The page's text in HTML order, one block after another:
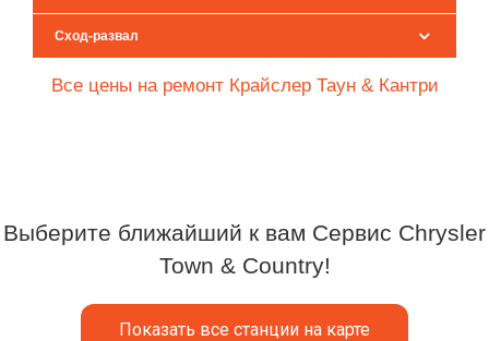
Сход-развал
Все цены на ремонт Крайслер Таун & Кантри
Выберите ближайший к вам Сервис Chrysler
Town & Country!
Показать все станции на карте